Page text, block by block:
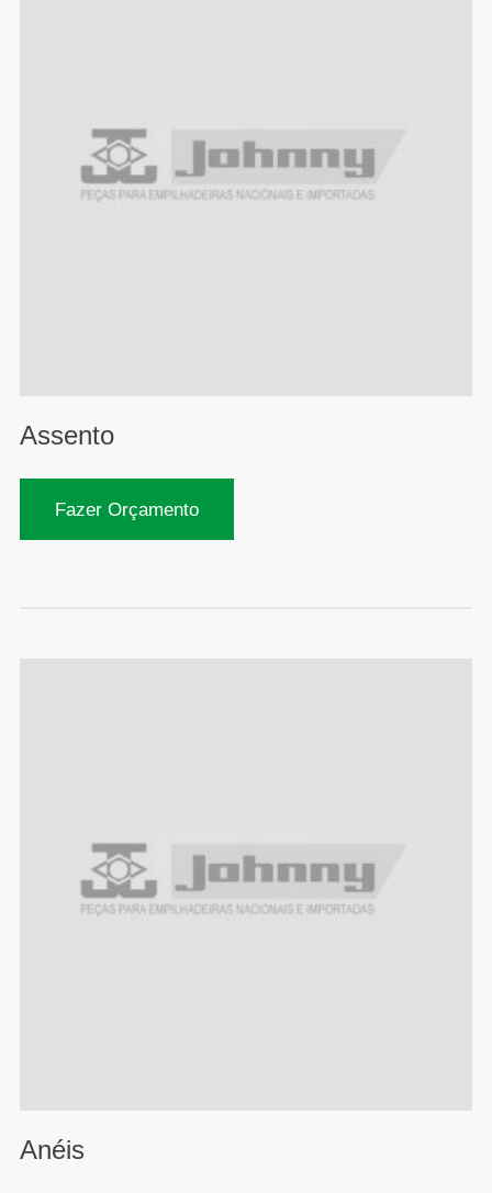
Assento
Fazer Orçamento
Anéis